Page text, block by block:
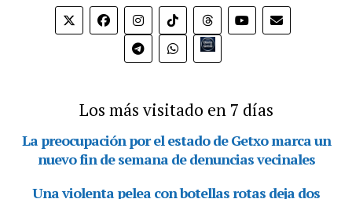
Bio.link
Los más visitado en 7 días